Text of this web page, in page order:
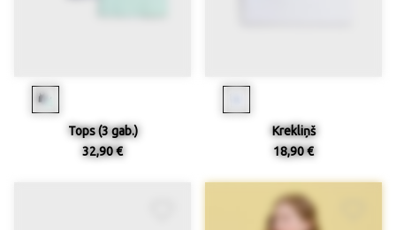
Tops (3 gab.)
32,90 €
Krekliņš
18,90 €